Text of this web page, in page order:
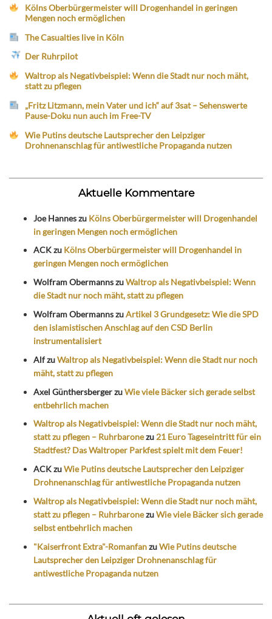
Kölns Oberbürgermeister will Drogenhandel in geringen
Mengen noch ermöglichen
The Casualties live in Köln
Der Ruhrpilot
Waltrop als Negativbeispiel: Wenn die Stadt nur noch mäht,
statt zu pflegen
„Fritz Litzmann, mein Vater und ich“ auf 3sat – Sehenswerte
Pause-Doku nun auch im Free-TV
Wie Putins deutsche Lautsprecher den Leipziger
Drohnenanschlag für antiwestliche Propaganda nutzen
Aktuelle Kommentare
Joe Hanneszu Kölns Oberbürgermeister will Drogenhandel
in geringen Mengen noch ermöglichen
ACKzu Kölns Oberbürgermeister will Drogenhandel in
geringen Mengen noch ermöglichen
Wolfram ObermannszuWaltrop als Negativbeispiel: Wenn
die Stadt nur noch mäht, statt zu pflegen
Wolfram ObermannszuArtikel 3 Grundgesetz: Wie die SPD
den islamistischen Anschlag auf den CSD Berlin
instrumentalisiert
AlfzuWaltrop als Negativbeispiel: Wenn die Stadt nur noch
mäht, statt zu pflegen
Axel GünthersbergerzuWie viele Bäcker sich gerade selbst
entbehrlich machen
Waltrop als Negativbeispiel: Wenn die Stadt nur noch mäht,
statt zu pflegen – Ruhrbaronezu21 Euro Tageseintritt für ein
Stadtfest? Das Waltroper Parkfest spielt mit dem Feuer!
ACKzuWie Putins deutsche Lautsprecher den Leipziger
Drohnenanschlag für antiwestliche Propaganda nutzen
Waltrop als Negativbeispiel: Wenn die Stadt nur noch mäht,
statt zu pflegen – RuhrbaronezuWie viele Bäcker sich gerade
selbst entbehrlich machen
"Kaiserfront Extra"-RomanfanzuWie Putins deutsche
Lautsprecher den Leipziger Drohnenanschlag für
antiwestliche Propaganda nutzen